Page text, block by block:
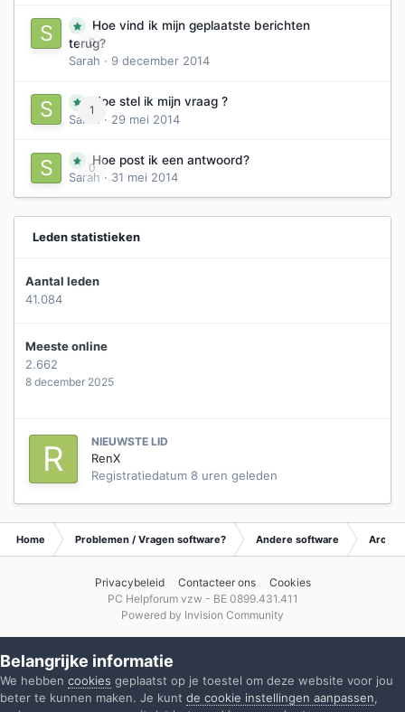
0
Hoe vind ik mijn geplaatste berichten
terug?
Sarah · 9 december 2014
1
Hoe stel ik mijn vraag ?
Sarah
· 29 mei 2014
0
Hoe post ik een antwoord?
Sarah · 31 mei 2014
Leden statistieken
Aantal leden
41.084
Meeste online
2.662
8 december 2025
NIEUWSTE LID
RenX
Registratiedatum 8 uren geleden
Home Problemen / Vragen software? Andere software
Privacybeleid Contacteer ons
Cookies
PC Helpforum vzw - BE 0899.431.411
Powered by Invision Community
Belangrijke informatie
We hebben cookies geplaatst op je toestel om deze website voor jou
beter te kunnen maken. Je kunt de cookie instellingen aanpassen,